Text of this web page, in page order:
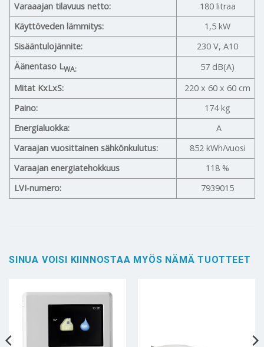
Varaaajan tilavuus netto:
180 litraa
Käyttöveden lämmitys:
1,5 kW
Sisääntulojännite:
230 V, A10
Äänentaso LWA:
57 dB(A)
Mitat KxLxS:
220 x 60 x 60 cm
Paino:
174 kg
Energialuokka:
A
Varaajan vuosittainen sähkönkulutus:
852 kWh/vuosi
Varaajan energiatehokkuus
118 %
LVI-numero:
7939015
SINUA VOISI KIINNOSTAA MYÖS NÄMÄ TUOTTEET